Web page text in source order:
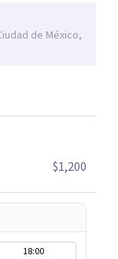
de México,
$1,200
18:00